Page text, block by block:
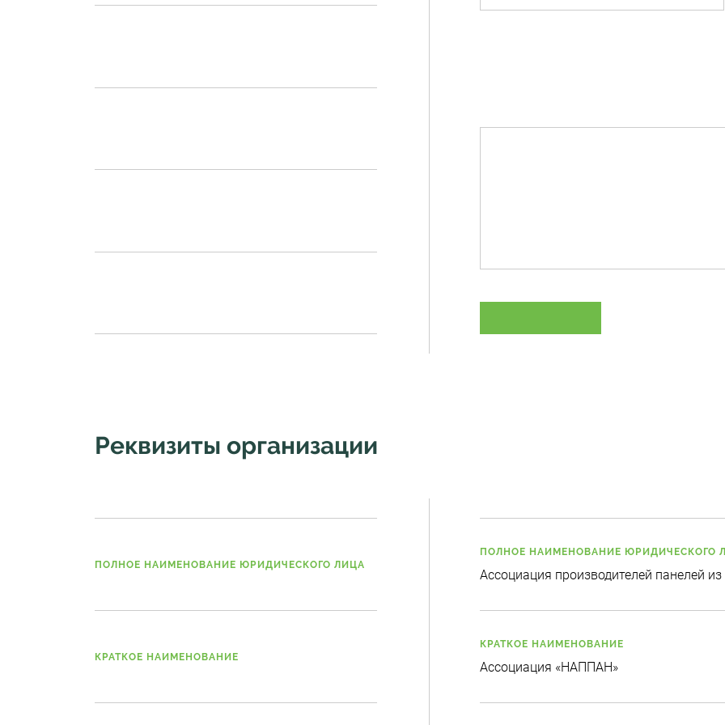
Реквизиты организации
ПОЛНОЕ НАИМЕНОВАНИЕ ЮРИДИЧЕСКОГО ЛИЦА
КРАТКОЕ НАИМЕНОВАНИЕ
ПОЛНОЕ НАИМЕНОВАНИЕ ЮРИДИЧЕСКОГО
Ассоциация производителей панелей
КРАТКОЕ НАИМЕНОВАНИЕ
Ассоциация «НАППАН»